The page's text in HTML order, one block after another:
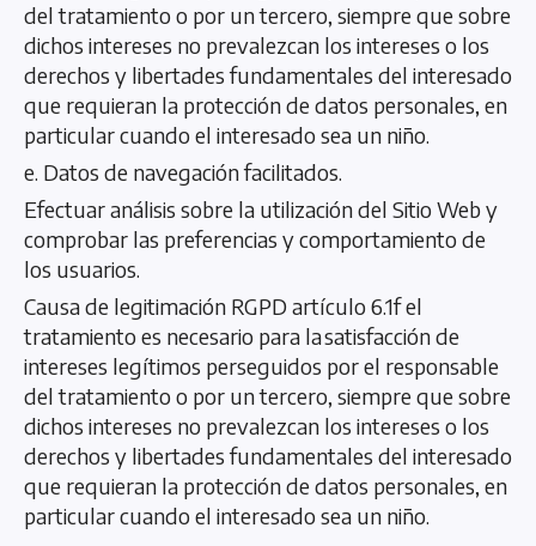
del tratamiento o por un tercero, siempre que sobre
dichos intereses no prevalezcan los intereses o los
derechos y libertades fundamentales del interesado
que requieran la protección de datos personales, en
particular cuando el interesado sea un niño.
e. Datos de navegación facilitados.
Efectuar análisis sobre la utilización del Sitio Web y
comprobar las preferencias y comportamiento de
los usuarios.
Causa de legitimación RGPD artículo 6.1f el
tratamiento es necesario para la satisfacción de
intereses legítimos perseguidos por el responsable
del tratamiento o por un tercero, siempre que sobre
dichos intereses no prevalezcan los intereses o los
derechos y libertades fundamentales del interesado
que requieran la protección de datos personales, en
particular cuando el interesado sea un niño.